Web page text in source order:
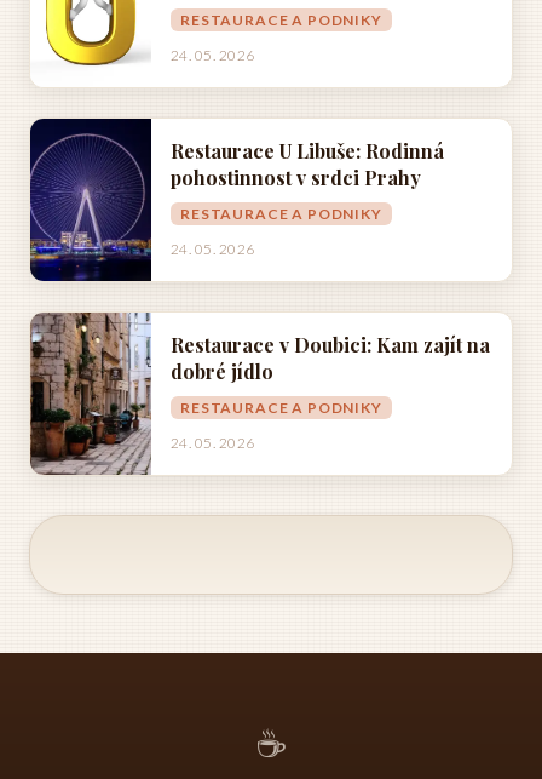
RESTAURACE A PODNIKY
24. 05. 2026
Restaurace U Libuše: Rodinná
pohostinnost v srdci Prahy
RESTAURACE A PODNIKY
24. 05. 2026
Restaurace v Doubici: Kam zajít na
dobré jídlo
RESTAURACE A PODNIKY
24. 05. 2026
☕